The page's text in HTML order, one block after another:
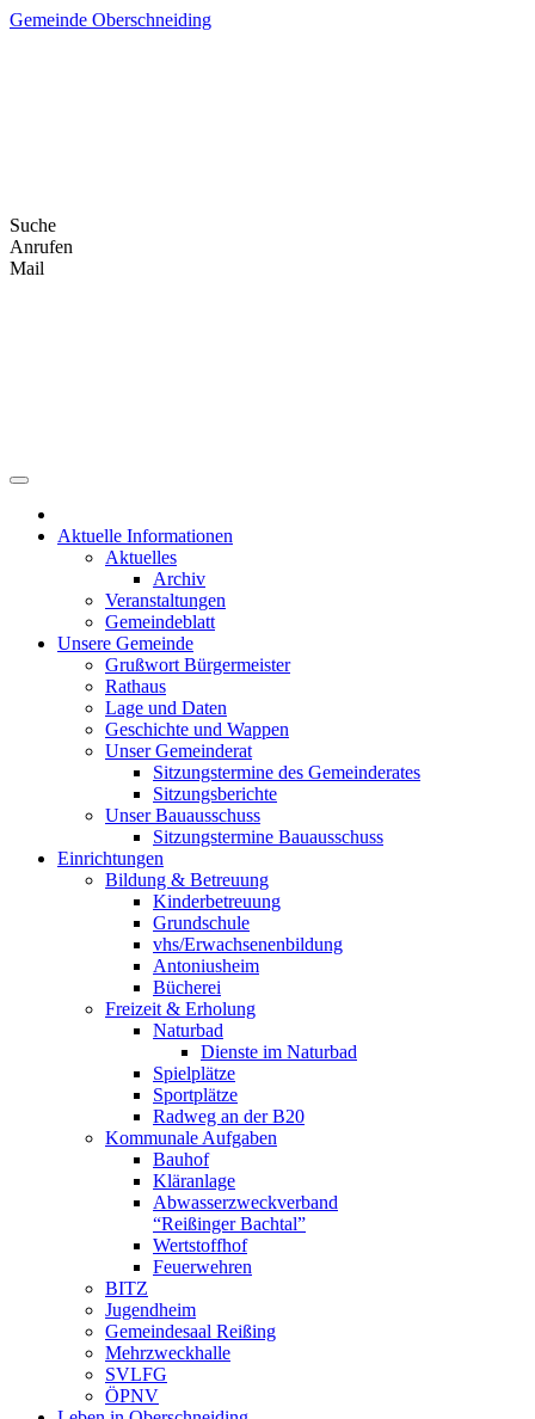
Skip
Gemeinde Oberschneiding
Suche
Anrufen
Mail
Aktuelle Informationen
Aktuelles
Archiv
Veranstaltungen
Gemeindeblatt
Unsere Gemeinde
Grußwort Bürgermeister
Rathaus
Lage und Daten
Geschichte und Wappen
Unser Gemeinderat
Sitzungstermine des Gemeinderates
Sitzungsberichte
Unser Bauausschuss
Sitzungstermine Bauausschuss
Einrichtungen
Bildung & Betreuung
Kinderbetreuung
Grundschule
vhs/Erwachsenenbildung
Antoniusheim
Bücherei
Freizeit & Erholung
Naturbad
Dienste im Naturbad
Spielplätze
Sportplätze
Radweg an der B20
Kommunale Aufgaben
Bauhof
Kläranlage
Abwasserzweckverband
“Reißinger Bachtal”
Wertstoffhof
Feuerwehren
BITZ
Jugendheim
Gemeindesaal Reißing
Mehrzweckhalle
SVLFG
ÖPNV